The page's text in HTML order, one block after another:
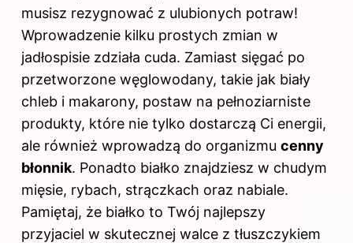
musisz rezygnować z ulubionych potraw!
Wprowadzenie kilku prostych zmian w
jadłospisie zdziała cuda. Zamiast sięgać po
przetworzone węglowodany, takie jak biały
chleb i makarony, postaw na pełnoziarniste
produkty, które nie tylko dostarczą Ci energii,
ale również wprowadzą do organizmu cenny
błonnik. Ponadto białko znajdziesz w chudym
mięsie, rybach, strączkach oraz nabiale.
Pamiętaj, że białko to Twój najlepszy
przyjaciel w skutecznej walce z tłuszczykiem